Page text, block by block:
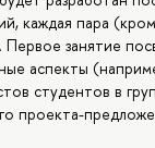
каждая пара
Первое занятие
аспекты
студентов в
проекта-